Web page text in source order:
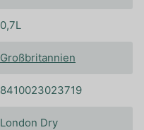
0,7L
Großbritannien
8410023023719
London Dry